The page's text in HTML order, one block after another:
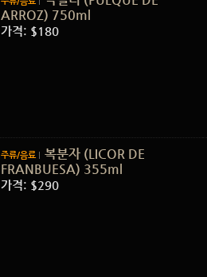
ARROZ) 750ml
가격: $180
주류/음료
복분자 (LICOR DE
FRANBUESA) 355ml
가격: $290